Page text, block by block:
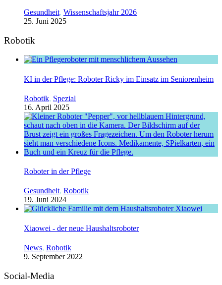
Gesundheit, Wissenschaftsjahr 2026
25. Juni 2025
Robotik
KI in der Pflege: Roboter Ricky im Einsatz im Seniorenheim
Robotik, Spezial
16. April 2025
Roboter in der Pflege
Gesundheit, Robotik
19. Juni 2024
Xiaowei - der neue Haushaltsroboter
News, Robotik
9. September 2022
Social-Media